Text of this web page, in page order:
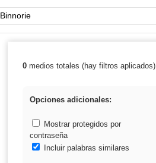
Palabra o frase:
Resultados de: Binnorie
0medios totales (hay filtros aplicados)
Opciones adicionales:
Mostrar protegidos por
contraseña
Incluir palabras similares